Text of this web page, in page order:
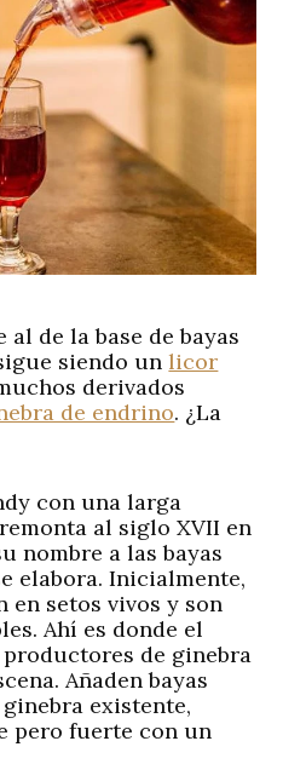
de la base de bayas
siendo unlicor
derivados
de endrino. ¿La
con una larga
al siglo XVII en
nombre a las bayas
elabora. Inicialmente,
en setos vivos y son
Ahí es donde el
de ginebra
Añaden bayas
existente,
pero fuerte con un